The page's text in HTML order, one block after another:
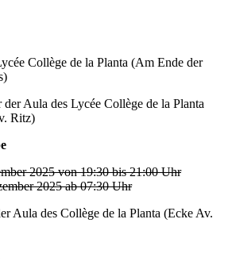
Collège de la Planta (Am Ende der
Aula des Lycée Collège de la Planta
Ritz)
2025 von 19:30 bis 21:00 Uhr
2025 ab 07:30 Uhr
Aula des Collège de la Planta (Ecke Av.